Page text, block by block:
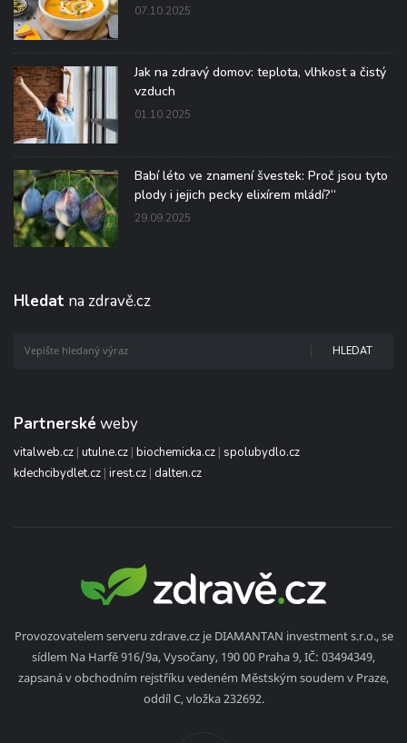
07.10.2025
Jak na zdravý domov: teplota, vlhkost a čistý
vzduch
01.10.2025
Babí léto ve znamení švestek: Proč jsou tyto
plody i jejich pecky elixírem mládí?“
29.09.2025
Hledat na zdravě.cz
HLEDAT
Partnerské weby
vitalweb.cz | utulne.cz | biochemicka.cz | spolubydlo.cz
kdechcibydlet.cz | irest.cz | dalten.cz
Provozovatelem serveru zdrave.cz je DIAMANTAN investment s.r.o., se
sídlem Na Harfě 916/9a, Vysočany, 190 00 Praha 9, IČ: 03494349,
zapsaná v obchodním rejstříku vedeném Městským soudem v Praze,
oddíl C, vložka 232692.